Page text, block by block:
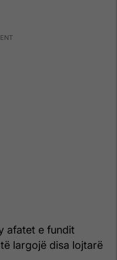
afatet e fundit
largojë disa lojtarë